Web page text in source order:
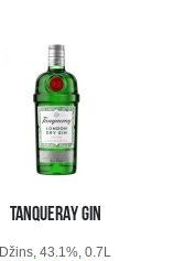
TANQUERAY GIN
Džins, 43.1%, 0.7L